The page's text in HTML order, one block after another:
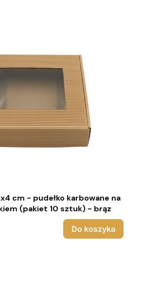
cm - pudełko karbowane na
(pakiet 10 sztuk) - brąz
Do koszyka